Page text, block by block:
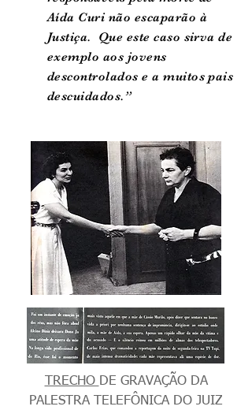
Aída Curi não escaparão à
Justiça. Que este caso sirva de
exemplo aos jovens
descontrolados e a muitos pais
descuidados.”
TRECHO DE GRAVAÇÃO DA
PALESTRA TELEFÔNICA DO JUIZ